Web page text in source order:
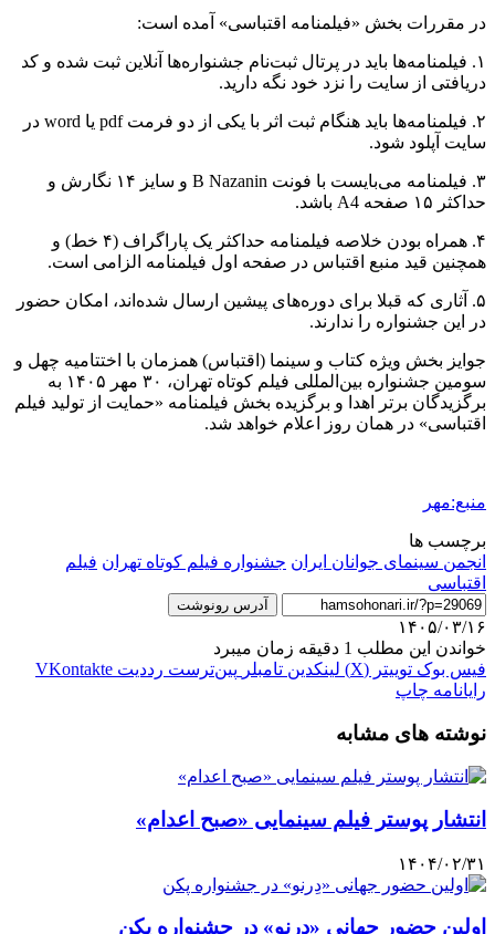
در مقررات بخش «فیلمنامه اقتباسی» آمده است:
۱. فیلمنامه‌ها باید در پرتال ثبت‌نام جشنواره‌ها آنلاین ثبت‌ شده و کد
دریافتی از سایت را نزد خود نگه دارید.
۲. فیلمنامه‌ها باید هنگام ثبت اثر با یکی از دو فرمت pdf یا word در
سایت آپلود شود.
۳. فیلمنامه می‌بایست با فونت B Nazanin و سایز ۱۴ نگارش و
حداکثر ۱۵ صفحه A4 باشد.
۴. همراه بودن خلاصه فیلمنامه حداکثر یک پاراگراف (۴ خط) و
همچنین قید منبع اقتباس در صفحه اول فیلمنامه الزامی است.
۵. آثاری که قبلا برای دوره‌های پیشین ارسال شده‌اند، امکان حضور
در این جشنواره را ندارند.
جوایز بخش ویژه کتاب و سینما (اقتباس) همزمان با اختتامیه چهل و
سومین جشنواره بین‌المللی فیلم کوتاه تهران، ۳۰ مهر ۱۴۰۵ به
برگزیدگان برتر اهدا و برگزیده بخش فیلمنامه «حمایت از تولید فیلم
اقتباسی» در همان روز اعلام خواهد شد.
منبع:مهر
برچسب ها
انجمن سينماى جوانان ایران جشنواره فیلم کوتاه تهران فیلم
اقتباسی
آدرس رونوشت
۱۴۰۵/۰۳/۱۶
خواندن این مطلب 1 دقیقه زمان میبرد
فیس بوک توییتر (X) لینکدین ‫تامبلر ‫پین‌ترست ‫رددیت ‫VKontakte
رایانامه چاپ
نوشته های مشابه
انتشار پوستر فیلم سینمایی «صبح اعدام»
۱۴۰۴/۰۲/۳۱
اولین حضور جهانی «دِرنو» در جشنواره پکن